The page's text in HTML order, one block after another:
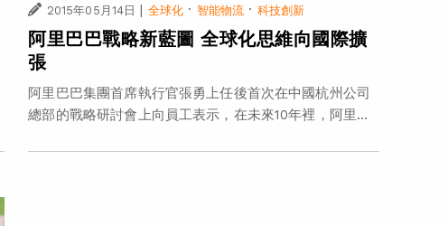
2015年05月14日 | 全球化 · 智能物流 · 科技創新
阿里巴巴戰略新藍圖 全球化思維向國際擴
張
阿里巴巴集團首席執行官張勇上任後首次在中國杭州公司
總部的戰略研討會上向員工表示，在未來10年裡，阿里...